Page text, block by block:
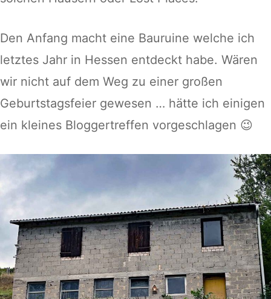
Den Anfang macht eine Bauruine welche ich
letztes Jahr in Hessen entdeckt habe. Wären
wir nicht auf dem Weg zu einer großen
Geburtstagsfeier gewesen … hätte ich einigen
ein kleines Bloggertreffen vorgeschlagen 😉